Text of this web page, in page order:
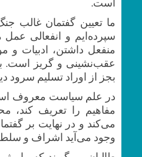
ما تعیین گفتمان غالب
سپرده‌ایم و انفعالی
منفعل داشتن، ادبیات
عقب‌نشینی و گریز است.
بجز از اوراد تسلیم سرود
در علم سیاست معروف
مفاهیم را تعریف کند،
می‌کند و در نهایت بر
وجود می‌آید اشراف و